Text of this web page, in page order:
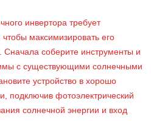
инвертора требует
максимизировать его
Сначала соберите инструменты и
с существующими солнечными
устройство в хорошо
подключив фотоэлектрический
солнечной энергии и вход